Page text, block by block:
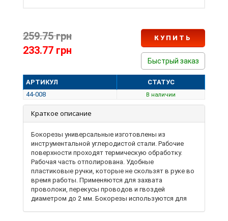
259.75 грн
233.77 грн
Быстрый заказ
КУПИТЬ
АРТИКУЛ
СТАТУС
44-008
В наличии
Краткое описание
Бокорезы универсальные изготовлены из
инструментальной углеродистой стали. Рабочие
поверхности проходят термическую обработку.
Рабочая часть отполирована. Удобные
пластиковые ручки, которые не скользят в руке во
время работы. Применяются для захвата
проволоки, перекусы проводов и гвоздей
диаметром до 2 мм. Бокорезы используются для